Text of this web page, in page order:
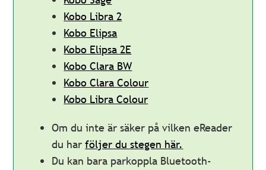
Kobo Libra 2
Kobo Elipsa
Kobo Elipsa 2E
Kobo Clara BW
Kobo Clara Colour
Kobo Libra Colour
Om du inte är säker på vilken eReader
du harföljer du stegen här.
Du kan bara parkoppla Bluetooth-